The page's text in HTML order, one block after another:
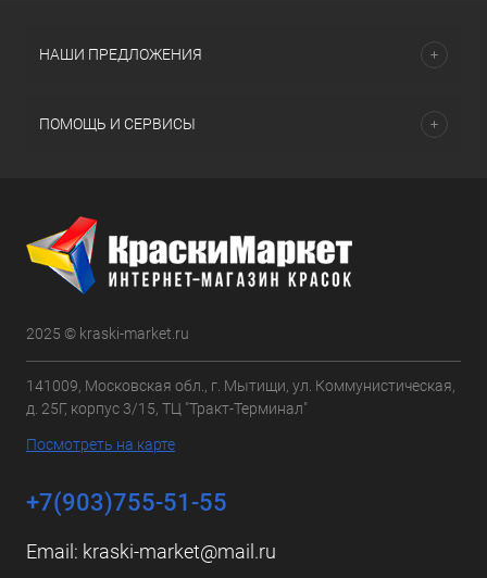
НАШИ ПРЕДЛОЖЕНИЯ
ПОМОЩЬ И СЕРВИСЫ
2025 © kraski-market.ru
141009, Московская обл., г. Мытищи, ул. Коммунистическая,
д. 25Г, корпус 3/15, ТЦ "Тракт-Терминал"
Посмотреть на карте
+7(903)755-51-55
Email: kraski-market@mail.ru